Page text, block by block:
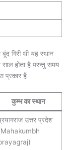
गिरी थी यह स्थान
होता है परन्तु समय
प्रकार हैं
कुम्भ का स्थान
उत्तर प्रदेश